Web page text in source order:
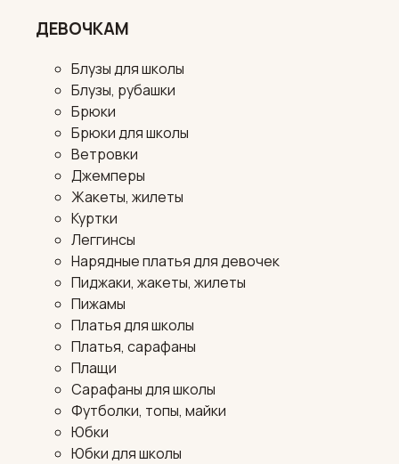
ДЕВОЧКАМ
Блузы для школы
Блузы, рубашки
Брюки
Брюки для школы
Ветровки
Джемперы
Жакеты, жилеты
Куртки
Леггинсы
Нарядные платья для девочек
Пиджаки, жакеты, жилеты
Пижамы
Платья для школы
Платья, сарафаны
Плащи
Сарафаны для школы
Футболки, топы, майки
Юбки
Юбки для школы